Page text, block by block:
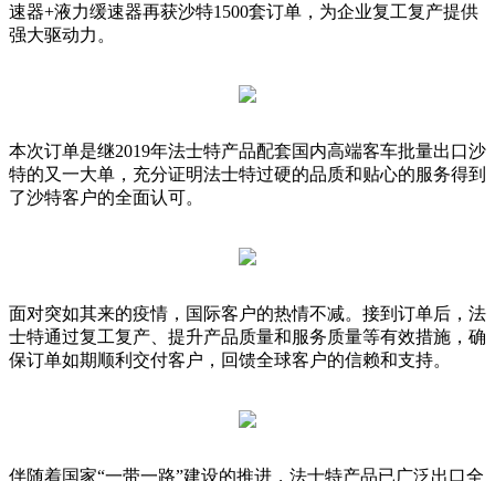
速器+液力缓速器再获沙特1500套订单，为企业复工复产提供
强大驱动力。
本次订单是继2019年法士特产品配套国内高端客车批量出口沙
特的又一大单，充分证明法士特过硬的品质和贴心的服务得到
了沙特客户的全面认可。
面对突如其来的疫情，国际客户的热情不减。接到订单后，法
士特通过复工复产、提升产品质量和服务质量等有效措施，确
保订单如期顺利交付客户，回馈全球客户的信赖和支持。
伴随着国家“一带一路”建设的推进，法士特产品已广泛出口全